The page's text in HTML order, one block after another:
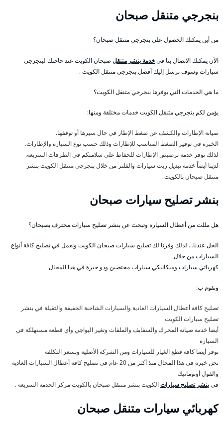
بنجرجي متنقل صبحان
من أين يمكنك الحصول على بنجرجي متنقل صبحان؟
الآن يمكنك الاتصال بنا فيخدمة بنشر متنقلصبحان الكويت عند حاجتك لبنجرجي
سيارات وسوف نرسل إليك أفضل بنجرجي متنقل الكويت .
ما هي الخدمات التي يوفرها بنجرجي متنقل الكويت؟
يؤمن لكم بنجرجي متنقل الكويت خدمات مختلفة ومنها:
صيانة الإطارات والكشف عن ضغط الإطار في حال سيرها أو توقفها.
الخبرة في توفير الضغط المناسب للإطارات وذلك حسب نوع السيارة والإطارات.
لذلك نوفر خدمة ترصيص الإطارات للحفاظ على سلامتكم في الطرقات السريعة.
لدينا أيضاً خدمة تبديل زيت سيارات والفلتر من خلال بنجرجي متنقل الكويت بنشر
متنقل صبحان بالكويت .
بنشر تصليح سيارات صبحان
هل مللت من أعطال السيارة وتبحث عن بنشر تصليح سيارات محترف بصبحان؟
الحل عندنا… لذلك وفرنا لك تصليح سيارات صبحان الكويت ونعمل في تصليح كافة أنواع
السيارات من خلال
كهربائي سيارات وميكانيكي سيارات مختصين وذو خبرة في هذا المجال
ونقوم ب:
تصليح كافة أعطال السيارات العادية والسيارات الشاحنة الخفيفة والثقيلة في بنشر
تصليح سيارات الكويت
أيضا خدمة صيانة المحرك والسفايف والملفات وتغير البواجي وأي قطعة مستهلكة في
السيارة
نوفر أيضا كافة قطع الغيار للسيارات ومن الشركة الأصلية وبسعر التكلفة
نحن خبرة في هذا المجال منذ أكثر من 20 عام في تصليح كافة أعطال السيارات العادية
والفول أوتوماتيك
فيبنشر تصليح سياراتالكويت بنشر متنقل صبحان بالكويت مركز الخدمة السريعة .
كهربائي سيارات متنقل صبحان